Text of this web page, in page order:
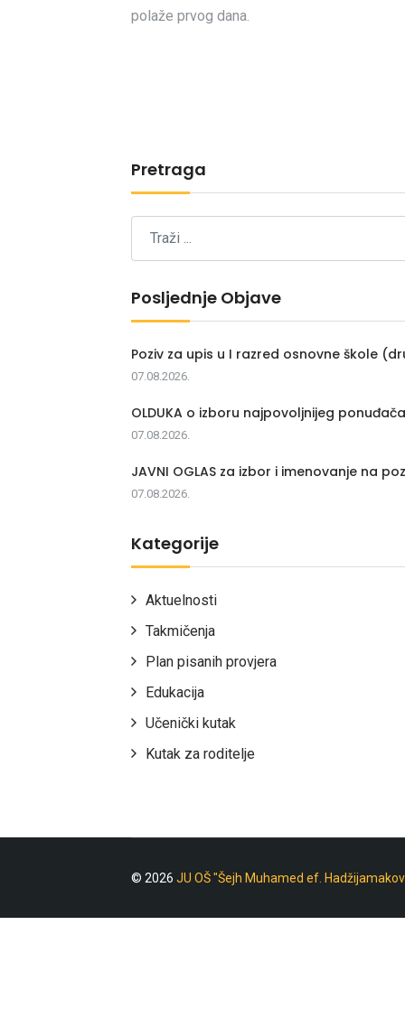
polaže prvog dana.
Pretraga
Posljednje Objave
Poziv za upis u I razred osnovne škole
07.08.2026.
OLDUKA o izboru najpovoljnijeg
07.08.2026.
JAVNI OGLAS za izbor i imenovanje na
07.08.2026.
Kategorije
Aktuelnosti
Takmičenja
Plan pisanih provjera
Edukacija
Učenički kutak
Kutak za roditelje
© 2026 JU OŠ "Šejh Muhamed ef.